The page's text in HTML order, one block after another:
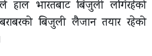
हाल भारतबाट बिजुली लगिरहेको
बिजुली लैजान तयार रहेको